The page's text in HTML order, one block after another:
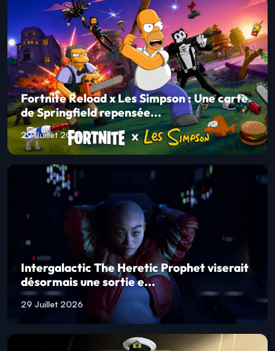
Fortnite Reload x Les Simpson : Une carte
de Springfield repensée...
29 Juillet 2026
Intergalactic The Heretic Prophet viserait
désormais une sortie e...
29 Juillet 2026